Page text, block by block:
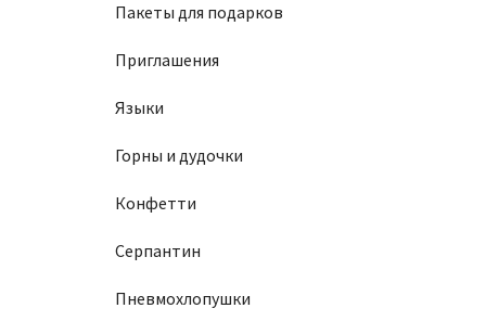
Пакеты для подарков
Приглашения
Языки
Горны и дудочки
Конфетти
Серпантин
Пневмохлопушки